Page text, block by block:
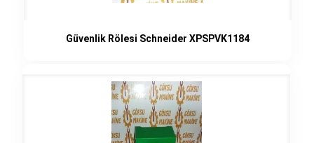
Güvenlik Rölesi Schneider XPSPVK1184